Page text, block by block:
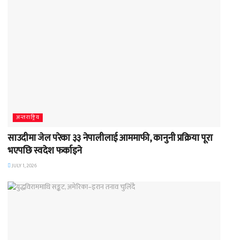
अन्तराष्ट्रिय
साउदीमा जेल परेका ३३ नेपालीलाई आममाफी, कानुनी प्रक्रिया पूरा
भएपछि स्वदेश फर्काइने
JULY 1, 2026